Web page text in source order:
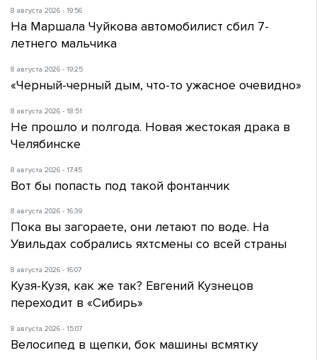
8 августа 2026 - 19:56
На Маршала Чуйкова автомобилист сбил 7-
летнего мальчика
8 августа 2026 - 19:25
«Черный-черный дым, что-то ужасное очевидно»
8 августа 2026 - 18:51
Не прошло и полгода. Новая жестокая драка в
Челябинске
8 августа 2026 - 17:45
Вот бы попасть под такой фонтанчик
8 августа 2026 - 16:39
Пока вы загораете, они летают по воде. На
Увильдах собрались яхтсмены со всей страны
8 августа 2026 - 16:07
Кузя-Кузя, как же так? Евгений Кузнецов
переходит в «Сибирь»
8 августа 2026 - 15:07
Велосипед в щепки, бок машины всмятку